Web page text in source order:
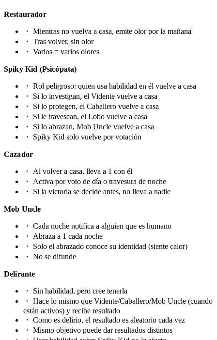
Restaurador
・ Mientras no vuelva a casa, emite olor por la mañana
・ Tras volver, sin olor
・ Varios = varios olores
Spiky Kid (Psicópata)
・ Rol peligroso: quien usa habilidad en él vuelve a casa
・
Si lo investigan, el Vidente vuelve a casa
・
Si lo protegen, el Caballero vuelve a casa
・
Si le travesean, el Lobo vuelve a casa
・
Si lo abrazan, Mob Uncle vuelve a casa
・
Spiky Kid solo vuelve por votación
Cazador
・
Al volver a casa, lleva a 1 con él
・
Activa por voto de día o travesura de noche
・
Si la victoria se decide antes, no lleva a nadie
Mob Uncle
・ Cada noche notifica a alguien que es humano
・
Abraza a 1 cada noche
・
Solo el abrazado conoce su identidad (siente calor)
・ No se difunde
Delirante
・
Sin habilidad, pero cree tenerla
・ Hace lo mismo que Vidente/Caballero/Mob Uncle (cuando
están activos) y recibe resultado
・ Como es delirio, el resultado es aleatorio cada vez
・ Mismo objetivo puede dar resultados distintos